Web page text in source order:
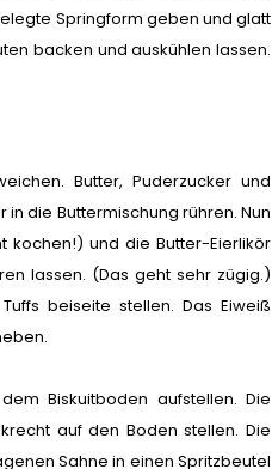
Springform geben und glatt
backen und auskühlen lassen.
Butter, Puderzucker und
in die Buttermischung rühren. Nun
kochen!) und die Butter-Eierlikör
lassen. (Das geht sehr zügig.)
beiseite stellen. Das Eiweiß
Biskuitboden aufstellen. Die
auf den Boden stellen. Die
Sahne in einen Spritzbeutel